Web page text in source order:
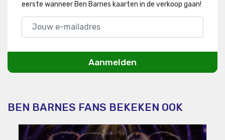
eerste wanneer Ben Barnes kaarten in de verkoop gaan!
Aanmelden
BEN BARNES FANS BEKEKEN OOK